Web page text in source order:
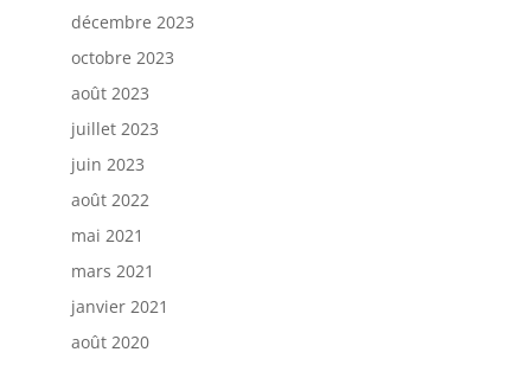
décembre 2023
octobre 2023
août 2023
juillet 2023
juin 2023
août 2022
mai 2021
mars 2021
janvier 2021
août 2020